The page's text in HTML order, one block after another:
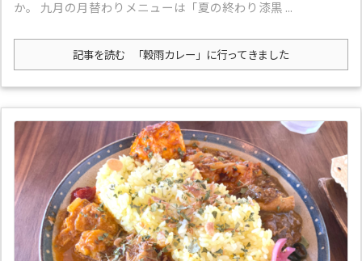
か。 九月の月替わりメニューは「夏の終わり漆黒 ...
記事を読む 「穀雨カレー」に行ってきました